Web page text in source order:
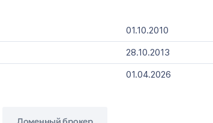
01.10.2010
28.10.2013
01.04.2026